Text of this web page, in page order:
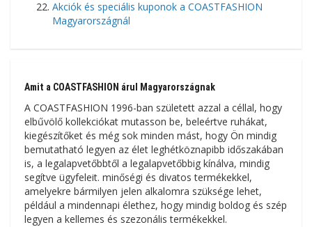
Akciók és speciális kuponok a COASTFASHION
Magyarországnál
Amit a COASTFASHION árul Magyarországnak
A COASTFASHION 1996-ban született azzal a céllal, hogy
elbűvölő kollekciókat mutasson be, beleértve ruhákat,
kiegészítőket és még sok minden mást, hogy Ön mindig
bemutatható legyen az élet leghétköznapibb időszakában
is, a legalapvetőbbtől a legalapvetőbbig kínálva, mindig
segítve ügyfeleit. minőségi és divatos termékekkel,
amelyekre bármilyen jelen alkalomra szüksége lehet,
például a mindennapi élethez, hogy mindig boldog és szép
legyen a kellemes és szezonális termékekkel.